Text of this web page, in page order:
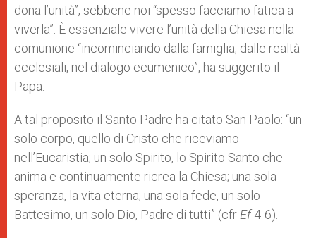
dona l’unità”, sebbene noi “spesso facciamo fatica a
viverla”. È essenziale vivere l’unità della Chiesa nella
comunione “incominciando dalla famiglia, dalle realtà
ecclesiali, nel dialogo ecumenico”, ha suggerito il
Papa.
A tal proposito il Santo Padre ha citato San Paolo: “un
solo corpo, quello di Cristo che riceviamo
nell’Eucaristia; un solo Spirito, lo Spirito Santo che
anima e continuamente ricrea la Chiesa; una sola
speranza, la vita eterna; una sola fede, un solo
Battesimo, un solo Dio, Padre di tutti” (cfr Ef4-6).